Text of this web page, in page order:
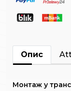
Опис
Монтаж у